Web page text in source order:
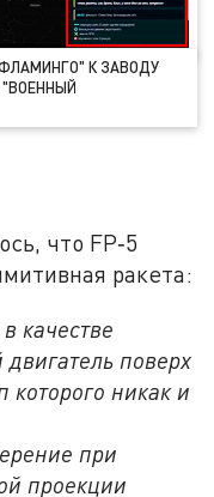
К ЗАВОДУ
"ВОЕННЫЙ
что FP‑5
ракета:
качестве
поверх
никак и
при
проекции